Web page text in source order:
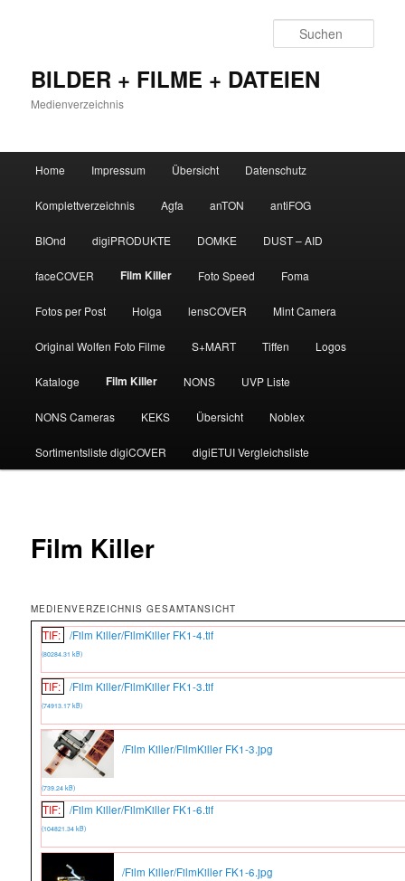
BILDER + FILME + DATEIEN
Medienverzeichnis
Home Impressum Übersicht Datenschutz
Komplettverzeichnis Agfa anTON antiFOG
BIOnd digiPRODUKTE DOMKE DUST – AID
faceCOVER Film Killer Foto Speed Foma
Fotos per Post Holga lensCOVER Mint Camera
Original Wolfen Foto Filme S+MART Tiffen Logos
Kataloge Film Killer NONS UVP Liste
NONS Cameras KEKS Übersicht Noblex
Sortimentsliste digiCOVER digiETUI Vergleichsliste
Film Killer
MEDIENVERZEICHNIS GESAMTANSICHT
TIF: /Film Killer/FilmKiller FK1-4.tif
(80284.31 kB)
TIF: /Film Killer/FilmKiller FK1-3.tif
(74913.17 kB)
/Film Killer/FilmKiller FK1-3.jpg
(739.24 kB)
TIF: /Film Killer/FilmKiller FK1-6.tif
(104821.34 kB)
/Film Killer/FilmKiller FK1-6.jpg